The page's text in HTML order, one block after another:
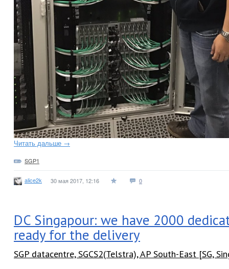
Читать дальше →
SGP1
alice2k 30 мая 2017, 12:16 0
DC Singapour: we have 2000
ready for the delivery
SGP datacentre, SGCS2(Telstra), AP South-East [SG,